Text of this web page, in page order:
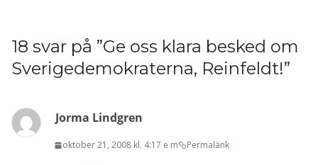
18 svar på ”Ge oss klara besked om
Sverigedemokraterna, Reinfeldt!”
Jorma Lindgren
oktober 21, 2008 kl. 4:17 e m Permalänk